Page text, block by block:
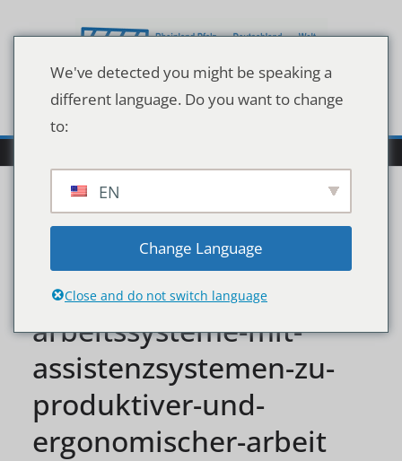
Inhalt
refa-institutstag-2019-
gestaltung-innovativer-
arbeitssysteme-mit-
assistenzsystemen-zu-
produktiver-und-
ergonomischer-arbeit
We've detected you might be speaking a
different language. Do you want to change
to:
EN
Change Language
Close and do not switch language